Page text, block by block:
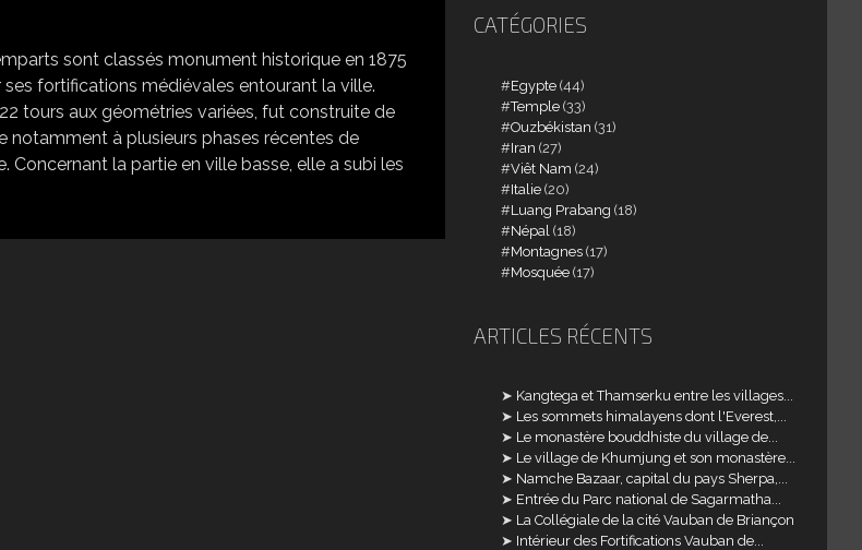
sont classés monument historique en 1875
fortifications médiévales entourant la ville.
tours aux géométries variées, fut construite de
notamment à plusieurs phases récentes de
la partie en ville basse, elle a subi les
CATÉGORIES
Egypte (44)
Temple (33)
Ouzbékistan (31)
Iran (27)
Viêt Nam (24)
Italie (20)
Luang Prabang (18)
Népal (18)
Montagnes (17)
Mosquée (17)
ARTICLES RÉCENTS
Kangtega et Thamserku entre les villages...
Les sommets himalayens dont l'Everest,...
Le monastère bouddhiste du village de...
Le village de Khumjung et son monastère...
Namche Bazaar, capital du pays Sherpa,...
Entrée du Parc national de Sagarmatha...
La Collégiale de la cité Vauban de Briançon
Intérieur des Fortifications Vauban de...